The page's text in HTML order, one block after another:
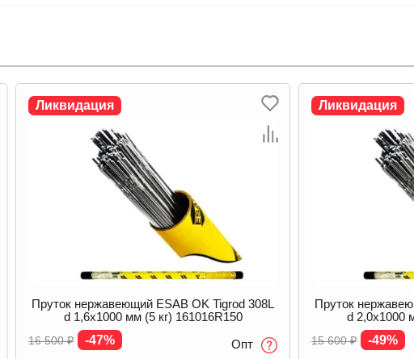
Ликвидация
Пруток нержавеющий ESAB OK Tigrod 308L
d 2,0х1000 мм (5 кг) 161020R150
15 600 ₽ -49%
Опт
Ликвидация
Пруток
308LSi d
13 990 ₽ -37%